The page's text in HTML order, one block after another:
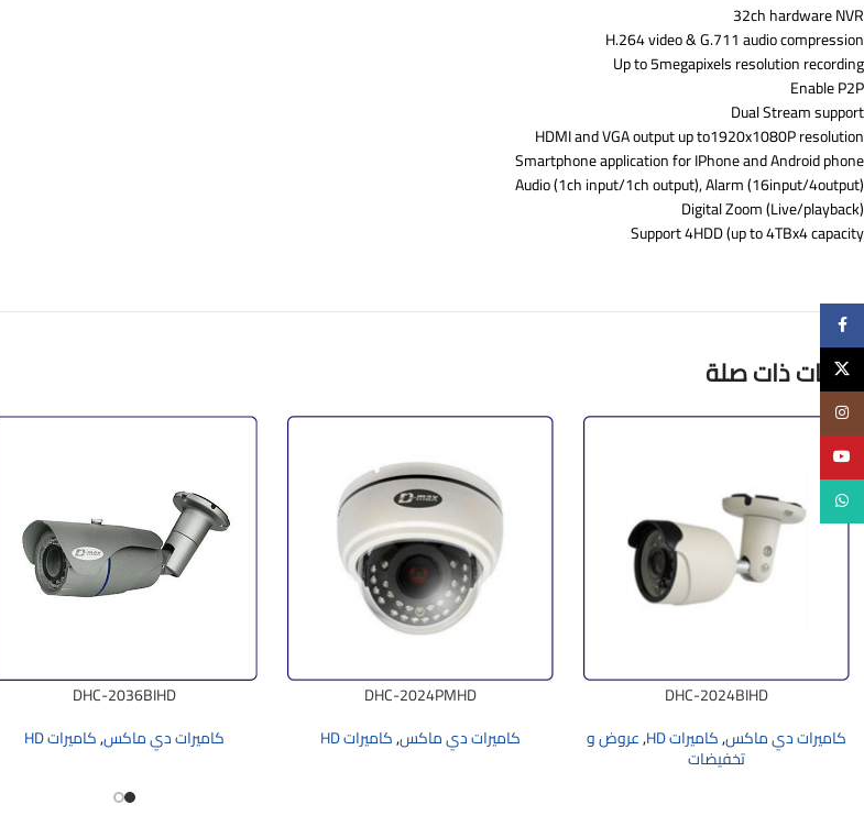
32ch hardware NVR
H.264 video & G.711 audio compression
Up to 5megapixels resolution recording
Enable P2P
Dual Stream support
HDMI and VGA output up to1920x1080P resolution
Smartphone application for IPhone and Android phone
Audio (1ch input/1ch output), Alarm (16input/4output)
Digital Zoom (Live/playback)
Support 4HDD (up to 4TBx4 capacity
منتجات ذات صلة
DHC-2024BIHD
كاميرات دي ماكس,كاميرات HD ,عروض و
تخفيضات
DHC-2024PMHD
كاميرات دي ماكس,كاميرات HD
DHC-2036BIHD
كاميرات دي ماكس,كاميرات HD
X
Instagram
WhatsApp